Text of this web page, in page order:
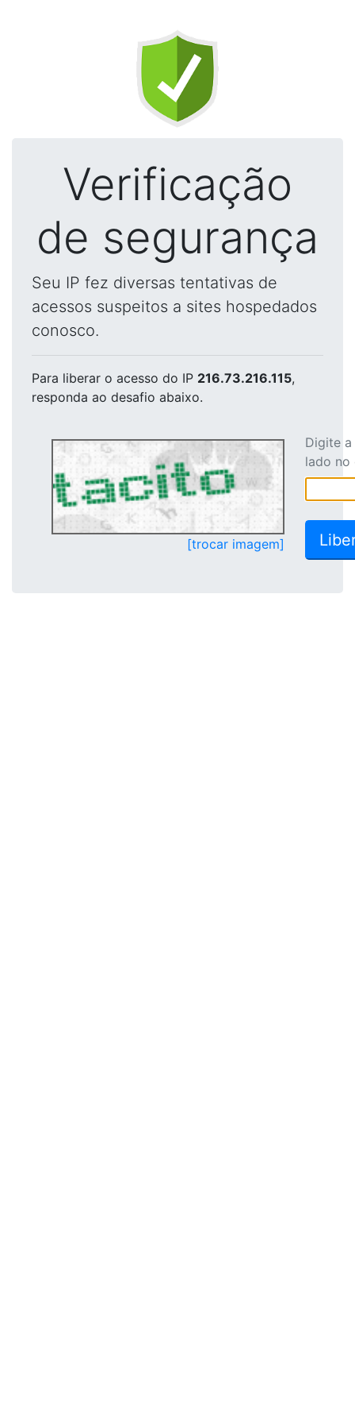
Verificação
de segurança
Seu IP fez diversas tentativas de
acessos suspeitos a sites hospedados
conosco.
Para liberar o acesso do IP 216.73.216.115,
responda ao desafio abaixo.
[trocar imagem]
Digite
lado no